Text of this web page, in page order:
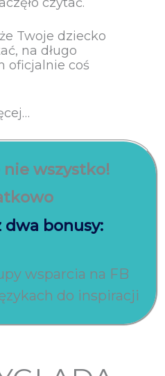
Twoje dziecko
na długo
oficjalnie coś
nie wszystko!
dwa bonusy:
wsparcia na FB
do inspiracji